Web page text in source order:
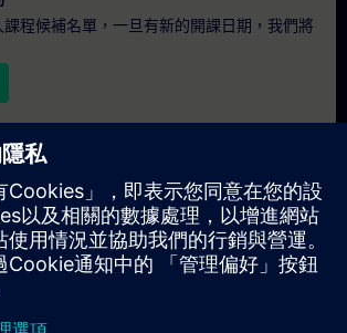
程候補名單，一旦有新的開課日期，我們將
的標準報價單（例如供採購部門使用），請
先提供一些個人資料，之後我們將透過電子
。